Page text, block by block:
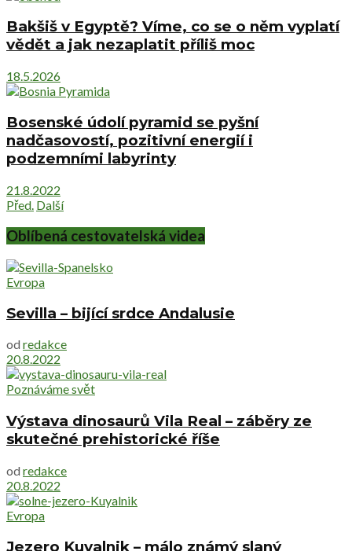
Bakšiš v Egyptě? Víme, co se o něm vyplatí
vědět a jak nezaplatit příliš moc
18.5.2026
Bosenské údolí pyramid se pyšní
nadčasovostí, pozitivní energií i
podzemními labyrinty
21.8.2022
Před. Další
Oblíbená cestovatelská videa
Evropa
Sevilla – bijící srdce Andalusie
od redakce
20.8.2022
Poznáváme svět
Výstava dinosaurů Vila Real – záběry ze
skutečné prehistorické říše
od redakce
20.8.2022
Evropa
Jezero Kuyalnik – málo známý slaný